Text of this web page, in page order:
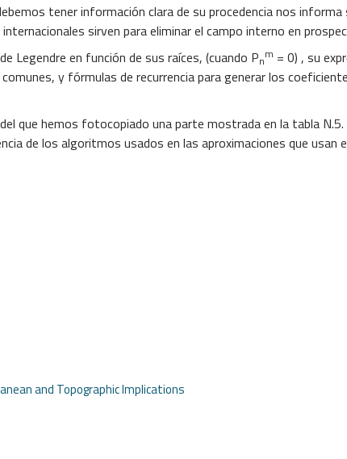
tener información clara de su procedencia nos informa
sirven para eliminar el campo interno en
Legendre en función de sus raíces, (cuando Pnm = 0) , su
y fórmulas de recurrencia para generar los
que hemos fotocopiado una parte mostrada en la tabla
de los algoritmos usados en las aproximaciones que usan
and Topographic Implications